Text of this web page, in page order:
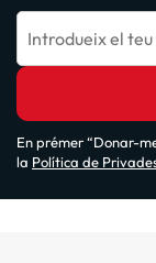
Introdueix el
En prémer “Donar-
la Política de